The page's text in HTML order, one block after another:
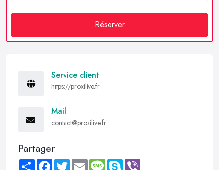
Réserver
Service client
https://proxilive.fr
Mail
contact@proxilive.fr
Partager
Share FacebookTwitter Email MessageSkype